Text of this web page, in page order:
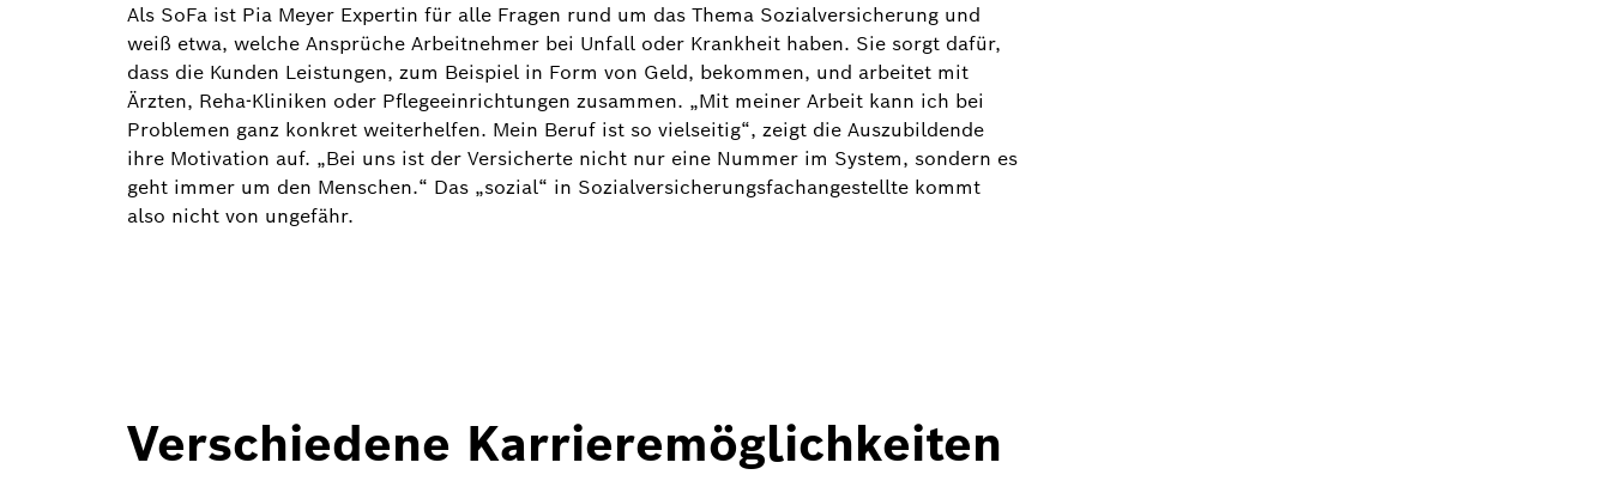
Als SoFa ist Pia Meyer Expertin für alle Fragen rund um das Thema Sozialversicherung und
weiß etwa, welche Ansprüche Arbeitnehmer bei Unfall oder Krankheit haben. Sie sorgt dafür,
dass die Kunden Leistungen, zum Beispiel in Form von Geld, bekommen, und arbeitet mit
Ärzten, Reha-Kliniken oder Pflegeeinrichtungen zusammen. „Mit meiner Arbeit kann ich bei
Problemen ganz konkret weiterhelfen. Mein Beruf ist so vielseitig“, zeigt die Auszubildende
ihre Motivation auf. „Bei uns ist der Versicherte nicht nur eine Nummer im System, sondern es
geht immer um den Menschen.“ Das „sozial“ in Sozialversicherungsfachangestellte kommt
also nicht von ungefähr.
Verschiedene Karrieremöglichkeiten